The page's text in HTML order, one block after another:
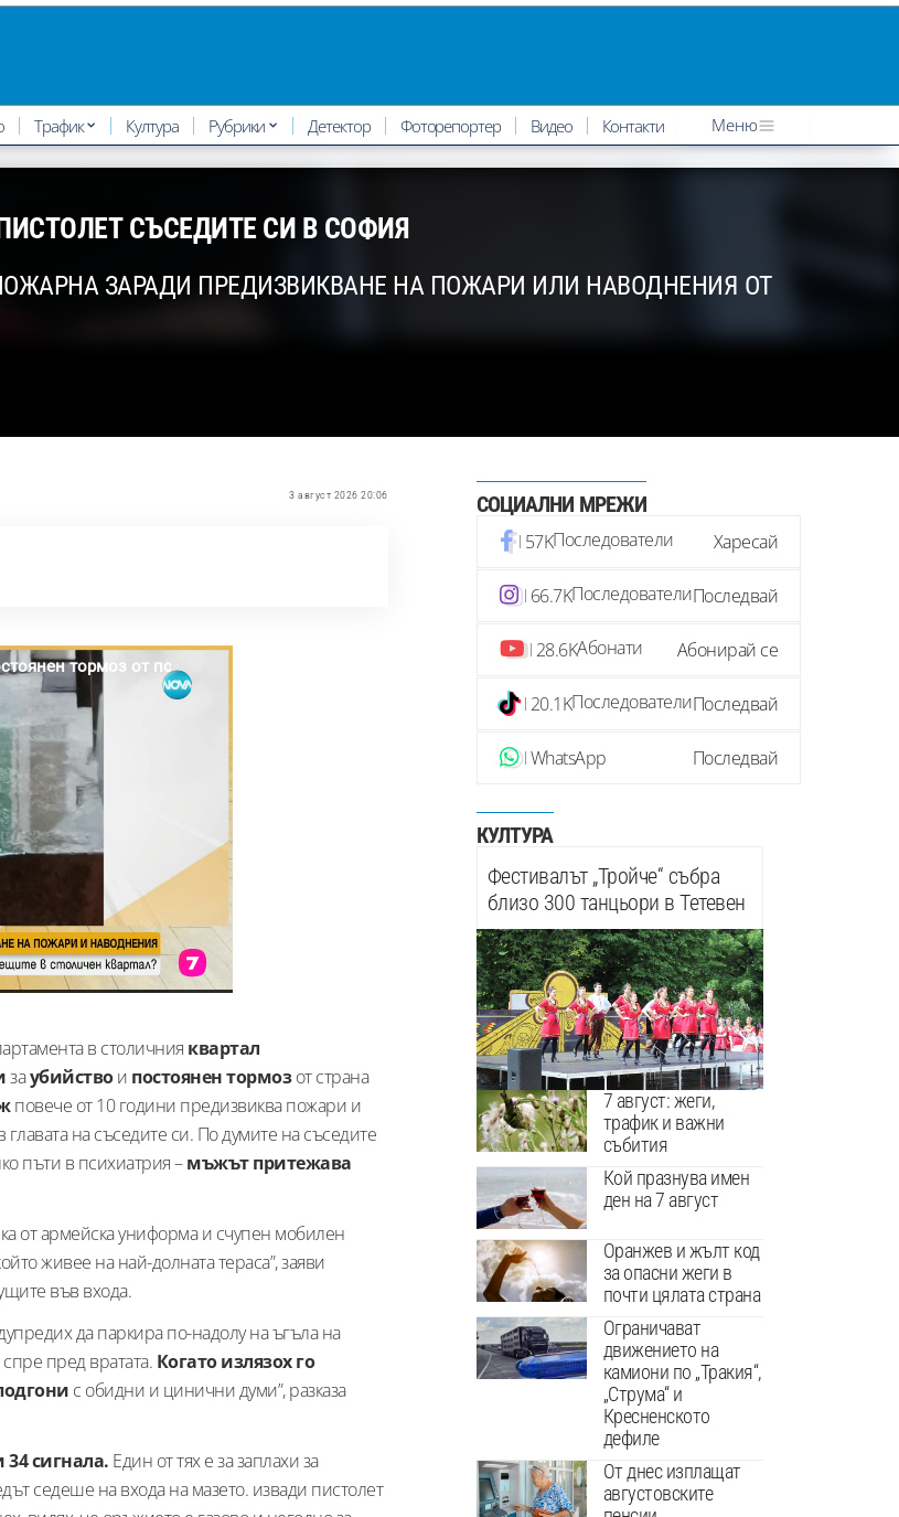
Трафик Култура Рубрики Детектор Фоторепортер Видео Контакти Меню
СЪСЕДИТЕ СИ В СОФИЯ
ЗАРАДИ ПРЕДИЗВИКВАНЕ НА ПОЖАРИ ИЛИ НАВОДНЕНИЯ ОТ
3 август 2026 20:06
в столичния квартал
заубийствои постоянен тормозот страна
повече от 10 години предизвиква пожари и
главата на съседите си. По думите на съседите
пъти в психиатрия –мъжът притежава
от армейска униформа и счупен мобилен
живее на най-долната тераса”, заяви
във входа.
да паркира по-надолу на ъгъла на
пред вратата. Когато излязох го
с обидни и цинични думи”, разказа
сигнала. Един от тях е за заплахи за
седеше на входа на мазето. извади пистолет
СОЦИАЛНИ МРЕЖИ
57KПоследователи Харесай
66.7KПоследователиПоследвай
28.6KАбонати Абонирай се
20.1KПоследователиПоследвай
WhatsApp Последвай
КУЛТУРА
Фестивалът „Тройче“ събра
близо 300 танцьори в Тетевен
7 август: жеги,
трафик и важни
събития
Кой празнува имен
ден на 7 август
Оранжев и жълт код
за опасни жеги в
почти цялата страна
Ограничават
движението на
камиони по „Тракия“,
„Струма“ и
Кресненското
дефиле
От днес изплащат
августовските